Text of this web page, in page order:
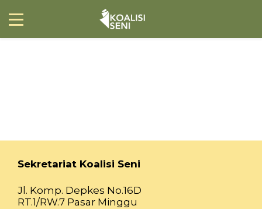
Sekretariat Koalisi Seni
Jl. Komp. Depkes No.16D
RT.1/RW.7 Pasar Minggu